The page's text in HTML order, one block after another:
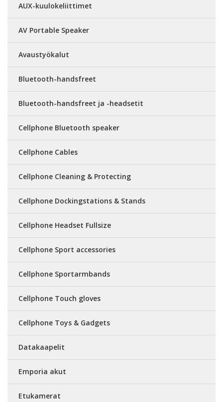
AUX-kuulokeliittimet
AV Portable Speaker
Avaustyökalut
Bluetooth-handsfreet
Bluetooth-handsfreet ja -headsetit
Cellphone Bluetooth speaker
Cellphone Cables
Cellphone Cleaning & Protecting
Cellphone Dockingstations & Stands
Cellphone Headset Fullsize
Cellphone Sport accessories
Cellphone Sportarmbands
Cellphone Touch gloves
Cellphone Toys & Gadgets
Datakaapelit
Emporia akut
Etukamerat